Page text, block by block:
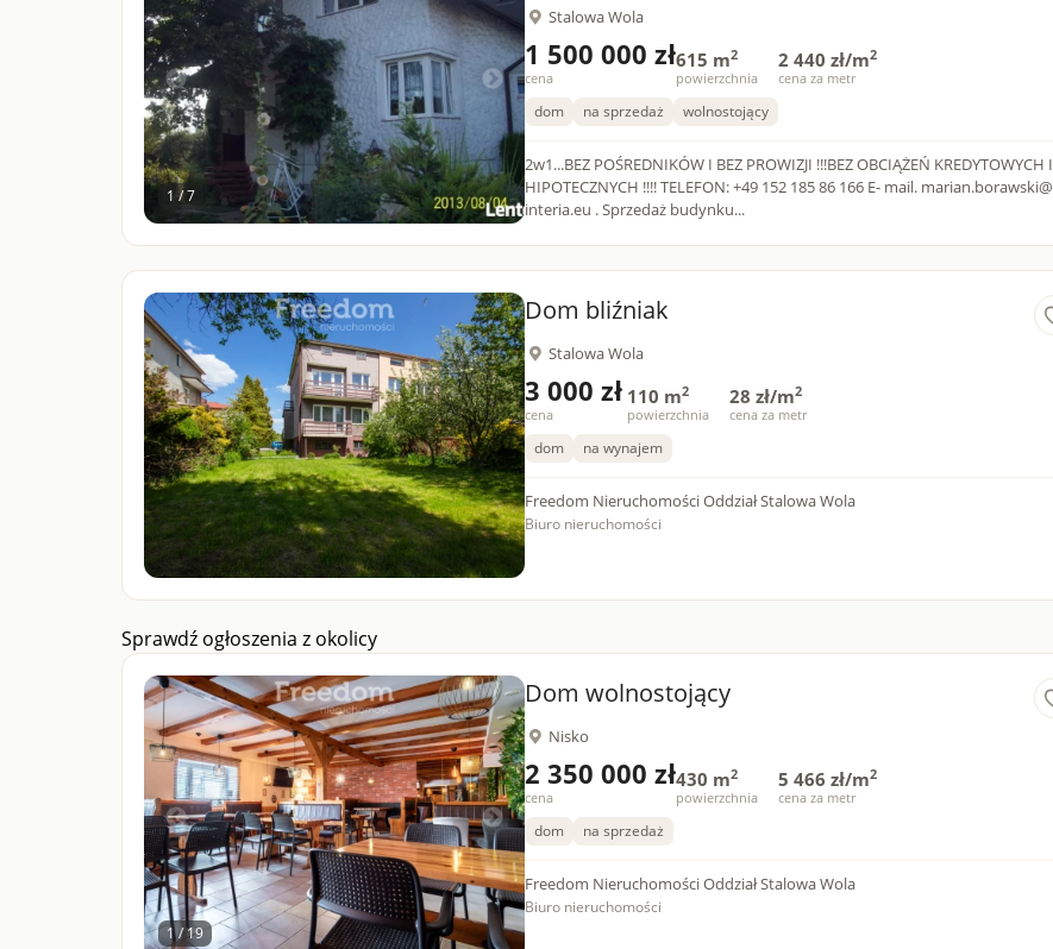
1 / 7
Stalowa Wola
1 500 000 zł
cena
615 m2
powierzchnia
2 440 zł/m2
cena za metr
dom na sprzedaż wolnostojący
2w1...BEZ POŚREDNIKÓW I BEZ PROWIZJI !!!BEZ OBCIĄŻEŃ KREDYTOWYCH I
HIPOTECZNYCH !!!! TELEFON: +49 152 185 86 166 E- mail. marian.borawski@
interia.eu . Sprzedaż budynku...
Dom bliźniak
Stalowa Wola
3 000 zł
cena
110 m2
powierzchnia
28 zł/m2
cena za metr
dom na wynajem
Freedom Nieruchomości Oddział Stalowa Wola
Biuro nieruchomości
Sprawdź ogłoszenia z okolicy
1 / 19
Dom wolnostojący
Nisko
2 350 000 zł
cena
430 m2
powierzchnia
5 466 zł/m2
cena za metr
dom na sprzedaż
Freedom Nieruchomości Oddział Stalowa Wola
Biuro nieruchomości